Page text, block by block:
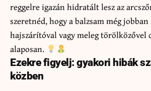
reggelre igazán hidratált lesz az
szeretnéd, hogy a balzsam még
hajszárítóval vagy meleg törölközővel
alaposan.
Ezekre figyelj: gyakori hibák
közben